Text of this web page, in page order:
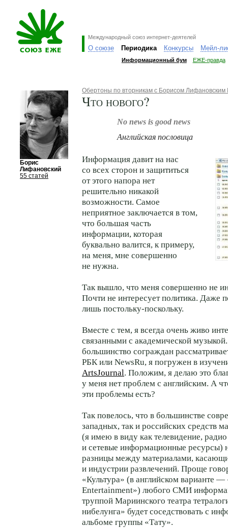
Международный союз интернет-деятелей
О союзе Периодика Конкурсы Мейл-
Информационный бум ЕЖЕ-правда
Борис
Лифановский
55 статей
Обертоны по вторникам с Борисом
Что нового?
No news is good news
Английская пословица
Информация давит на нас
со всех сторон и защититься
от этого напора нет
решительно никакой
возможности. Самое
неприятное заключается в том,
что большая часть
информации, которая
буквально валится, к примеру,
на меня, мне совершенно
не нужна.
Так вышло, что меня совершенно не
Почти не интересует политика. Даже
лишь постольку-поскольку.
Вместе с тем, я всегда очень живо
связанными с академической
большинство сограждан
РБК или NewsRu, я погружен в
ArtsJournal. Положим, я делаю это
у меня нет проблем с английским. А
эти проблемы есть?
Так повелось, что в большинстве
западных, так и российских средств
(я имею в виду как телевидение, радио
и сетевые информационные ресурсы)
разницы между материалами,
и индустрии развлечений. Проще
«Культура» (в английском варианте
Entertainment») любого СМИ
труппой Мариинского театра
нибелунга» будет соседствовать с
альбоме группы «Тату».